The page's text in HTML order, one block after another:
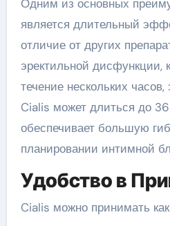
Одним из основных
является длительный
отличие от других
эректильной дисфункции,
течение нескольких
Cialis может длиться до 36
обеспечивает большую
планировании интимной
Удобство в
Cialis можно принимать